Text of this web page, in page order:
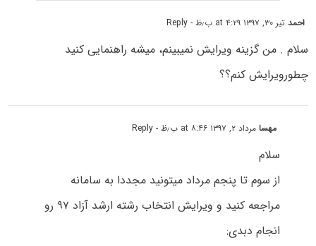
احمدتیر ۳۰, ۱۳۹۷ at ۴:۲۹ ب٫ظ - Reply
سلام . من گزینه ویرایش نمیبینم، میشه راهنمایی کنید
چطورویرایش کنم؟؟
مهسامرداد ۲, ۱۳۹۷ at ۸:۴۶ ب٫ظ - Reply
سلام
از سوم تا پنجم مرداد میتونید مجددا به سامانه
مراجعه کنید و ویرایش انتخاب رشته ارشد آزاد ۹۷ رو
انجام دبدی: